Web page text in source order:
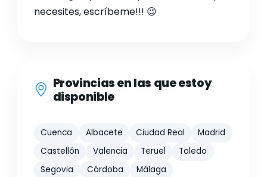
necesites, escríbeme!!! 😉
Provincias en las que estoy
disponible
Cuenca Albacete Ciudad Real
Madrid
Castellón
Valencia Teruel
Toledo
Segovia
Córdoba Málaga